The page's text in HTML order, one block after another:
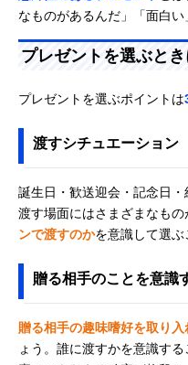
なものがあるんだ」「面白い
プレゼントを選ぶと
プレゼントを選ぶポイントは
渡すシチュエーション
誕生日・歓送迎会・記念日
渡す場面にはさまざまなもの
ンで渡すのかを意識して選ぶ
贈る相手のことを意識
贈る相手の趣味嗜好を取り
ょう。誰に渡すかを意識す